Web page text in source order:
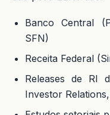
Banco Central
SFN)
Receita Federal
Releases de RI
Investor